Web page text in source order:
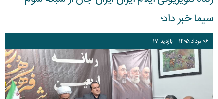
سیما خبر داد؛
06مرداد1405 بازدید: 17
قوانین عادی
آئین نامه ها
بخشنامه ها
اسناد بالادستی